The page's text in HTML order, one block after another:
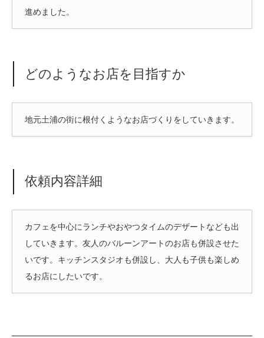
進めました。
どのようなお店を目指すか
地元土浦の街に根付くようなお店づくりをしていきます。
依頼内容詳細
カフェを中心にランチやおやつタイムのデザートなども出
していきます。友人のバルーンアートのお店も併設させた
いです。キッチンスタジオも併設し、大人も子供も楽しめ
るお店にしたいです。